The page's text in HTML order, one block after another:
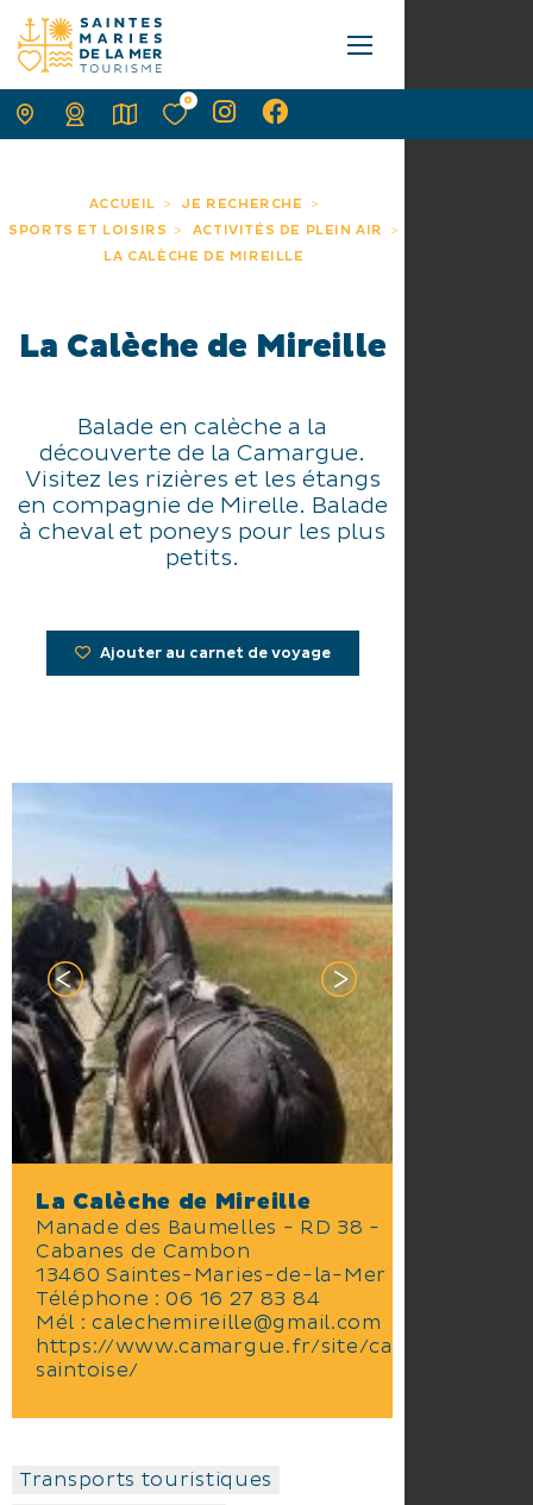
ACCUEIL
JE RECHERCHE
SPORTS ET LOISIRS
ACTIVITÉS DE PLEIN AIR
LA CALÈCHE DE MIREILLE
La Calèche de Mireille
Balade en calèche a la
découverte de la Camargue.
Visitez les rizières et les étangs
en compagnie de Mirelle. Balade
à cheval et poneys pour les plus
petits.
Ajouter au carnet de voyage
La Calèche de Mireille
Manade des Baumelles - RD 38 -
Cabanes de Cambon
13460 Saintes-Maries-de-la-Mer
Téléphone :06 16 27 83 84
Mél :calechemireille@gmail.com
https://www.camargue.fr/site/caleche-
saintoise/
Transports touristiques
0